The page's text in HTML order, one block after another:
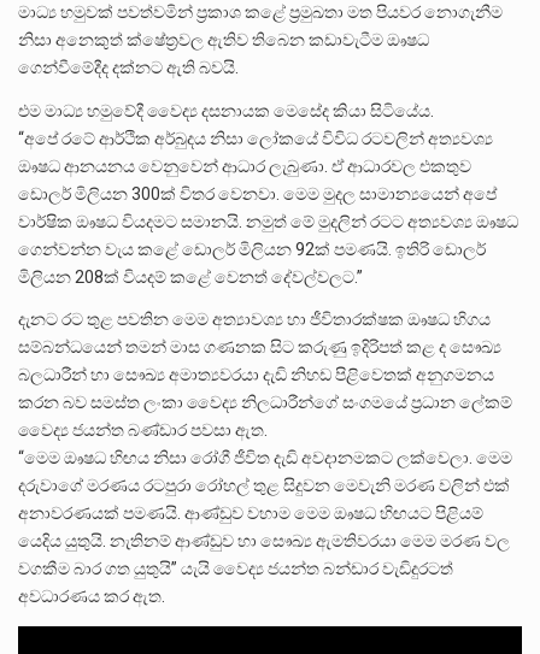
මාධ්‍ය හමුවක් පවත්වමින් ප්‍රකාශ කළේ ප්‍රමුඛතා මත පියවර නොගැනීම
නිසා අනෙකුත් ක්ෂේත්‍රවල ඇතිව තිබෙන කඩාවැටීම ඖෂධ
ගෙන්වීමේදීද දක්නට ඇති බවයි.
එම මාධ්‍ය හමුවේදී වෛද්‍ය දසනායක මෙසේද කියා සිටියේය.
“අපේ රටේ ආර්ථික අර්බුදය නිසා ලෝකයේ විවිධ රටවලින් අත්‍යවශ්‍ය
ඖෂධ ආනයනය වෙනුවෙන් ආධාර ලැබුණා. ඒ ආධාරවල එකතුව
ඩොලර් මිලියන 300ක් විතර වෙනවා. මෙම මුදල සාමාන්‍යයෙන් අපේ
වාර්ෂික ඖෂධ වියදමට සමානයි. නමුත් මේ මුදලින් රටට අත්‍යවශ්‍ය ඖෂධ
ගෙන්වන්න වැය කළේ ඩොලර් මිලියන 92ක් පමණයි. ඉතිරි ඩොලර්
මිලියන 208ක් වියදම් කළේ වෙනත් දේවල්වලට.”
දැනට රට තුළ පවතින මෙම අත්‍යාවශ්‍ය හා ජීවිතාරක්ෂක ඖෂධ හිගය
සම්බන්ධයෙන් තමන් මාස ගණනක සිට කරුණු ඉදිරිපත් කළ ද සෞඛ්‍ය
බලධාරීන් හා සෞඛ්‍ය අමාත්‍යවරයා දැඩි නිහඩ පිළිවෙතක් අනුගමනය
කරන බව සමස්ත ලංකා වෛද්‍ය නිලධාරීන්ගේ සංගමයේ ප්‍රධාන ලේකම්
වෛද්‍ය ජයන්ත බණ්ඩාර පවසා ඇත.
“මෙම ඖෂධ හිඟය නිසා රෝගී ජීවිත දැඩි අවදානමකට ලක්වෙලා. මෙම
දරුවාගේ මරණය ‌රටපු‌රා රෝහල් තුළ සිදුවන මෙවැනි මරණ වලින් එක්
අනාවරණයක් පමණයි. ආණ්ඩුව වහාම මෙම ‌ඖෂධ හිඟයට පිළියම්
යෙදිය යුතුයි. නැතිනම් ආණ්ඩුව හා ‌සෞඛ්‍ය ඇමතිවරයා මෙම මරණ වල
වගකීම බාර ගත යුතුයි” යැයි වෛද්‍ය ජයන්ත බන්ඩාර වැඩිදුරටත්
අවධාරණය කර ඇත.